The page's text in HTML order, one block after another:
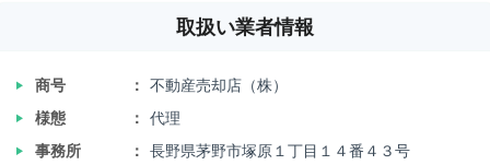
取扱い業者情報
‣ 商号
不動産売却店（株）
‣
様態
代理
‣
事務所
長野県茅野市塚原１丁目１４番４３号